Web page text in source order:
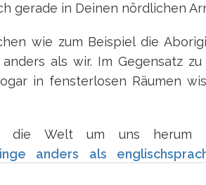
gerade in Deinen nördlichen
wie zum Beispiel die
als wir. Im Gegensatz zu
in fensterlosen Räumen
die Welt um uns herum
anders als